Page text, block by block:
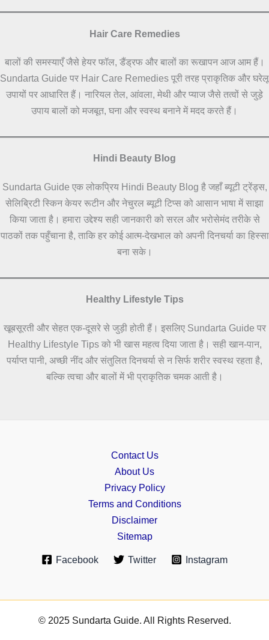
Hair Care Remedies
बालों की समस्याएँ जैसे हेयर फॉल, डैंड्रफ और बालों का रूखापन आज आम हैं।
Sundarta Guide पर Hair Care Remedies पूरी तरह प्राकृतिक और घरेलू
उपायों पर आधारित हैं। नारियल तेल, आंवला, मेथी और प्याज जैसे तत्वों से जुड़े
उपाय बालों को मजबूत, घना और स्वस्थ बनाने में मदद करते हैं।
Hindi Beauty Blog
Sundarta Guide एक लोकप्रिय Hindi Beauty Blog है जहाँ ब्यूटी ट्रेंड्स,
सेलिब्रिटी स्किन केयर रूटीन और नेचुरल ब्यूटी टिप्स को आसान भाषा में साझा
किया जाता है। हमारा उद्देश्य सही जानकारी को सरल और भरोसेमंद तरीके से
पाठकों तक पहुँचाना है, ताकि हर कोई आत्म-देखभाल को अपनी दिनचर्या का हिस्सा
बना सके।
Healthy Lifestyle Tips
खूबसूरती और सेहत एक-दूसरे से जुड़ी होती हैं। इसलिए Sundarta Guide पर
Healthy Lifestyle Tips को भी खास महत्व दिया जाता है। सही खान-पान,
पर्याप्त पानी, अच्छी नींद और संतुलित दिनचर्या से न सिर्फ शरीर स्वस्थ रहता है,
बल्कि त्वचा और बालों में भी प्राकृतिक चमक आती है।
Contact Us
About Us
Privacy Policy
Terms and Conditions
Disclaimer
Sitemap
Facebook Twitter Instagram
© 2025 Sundarta Guide. All Rights Reserved.